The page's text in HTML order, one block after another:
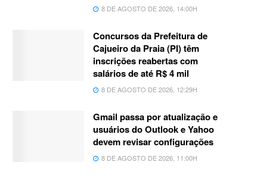
8 DE AGOSTO DE 2026, 14:00H
Concursos da Prefeitura de
Cajueiro da Praia (PI) têm
inscrições reabertas com
salários de até R$ 4 mil
8 DE AGOSTO DE 2026, 12:29H
Gmail passa por atualização e
usuários do Outlook e Yahoo
devem revisar configurações
8 DE AGOSTO DE 2026, 11:00H